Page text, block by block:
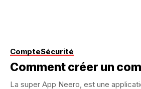
CompteSécurité
Comment créer un
La super App Neero, est une